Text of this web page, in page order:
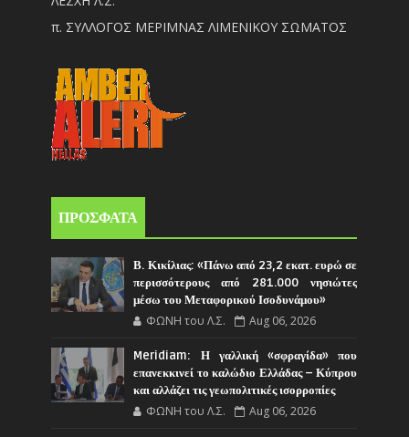
π. ΣΥΛΛΟΓΟΣ ΜΕΡΙΜΝΑΣ ΛΙΜΕΝΙΚΟΥ ΣΩΜΑΤΟΣ
ΠΡΟΣΦΑΤΑ
Β. Κικίλιας: «Πάνω από 23,2 εκατ. ευρώ σε
περισσότερους από 281.000 νησιώτες
μέσω του Μεταφορικού Ισοδυνάμου»
ΦΩΝΗ του Λ.Σ. Aug 06, 2026
Meridiam: Η γαλλική «σφραγίδα» που
επανεκκινεί το καλώδιο Ελλάδας – Κύπρου
και αλλάζει τις γεωπολιτικές ισορροπίες
ΦΩΝΗ του Λ.Σ. Aug 06, 2026